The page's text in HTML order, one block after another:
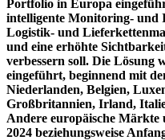
Portfolio in Europa
intelligente Monitoring- und
Logistik- und
und eine erhöhte
verbessern soll. Die Lösung
eingeführt, beginnend mit
Niederlanden, Belgien,
Großbritannien, Irland,
Andere europäische
2024 beziehungsweise